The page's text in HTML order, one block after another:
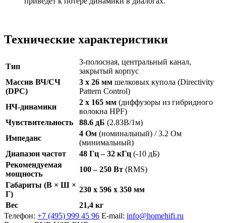
Технические характеристики
Тип
3-полосная, центральный канал,
закрытый корпус
Массив ВЧ/СЧ
(DPC)
3 x 26 мм шелковых купола (Directivity
Pattern Control)
НЧ-динамики
2 x 165 мм (диффузоры из гибридного
волокна HPF)
Чувствительность
88.6 дБ (2.83В/1м)
Импеданс
4 Ом (номинальный) / 3.2 Ом
(минимальный)
Диапазон частот
48 Гц – 32 кГц (-10 дБ)
Рекомендуемая
мощность
100 – 250 Вт (RMS)
Габариты (В × Ш ×
Г)
230 x 596 x 350 мм
Вес
21,4 кг
Телефон: +7 (495) 999 45 96 E-mail: info@homehifi.ru